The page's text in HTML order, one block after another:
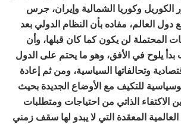
الكوريل وكوريا الشمالية وإيران، جرس
دول العالم، مفاده بأن النظام الدولي بعد
المحتملة لن يكون كما كان قبلها، وأن
بدأ يلوح في الأفق، وهو ما يحتم على الدول
وتحالفاتها السياسية، ومن ثم إعادة
للتكيف مع الأوضاع الجديدة بحيث
الاكتفاء الذاتي من احتياجات ومتطلبات
المعقدة التي لا يبدو لها سقف زمني